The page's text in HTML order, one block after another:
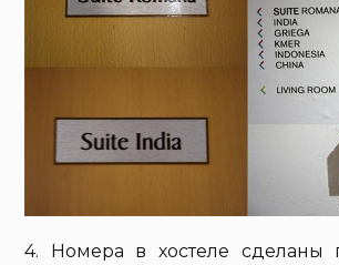
4. Номера в хостеле сделаны